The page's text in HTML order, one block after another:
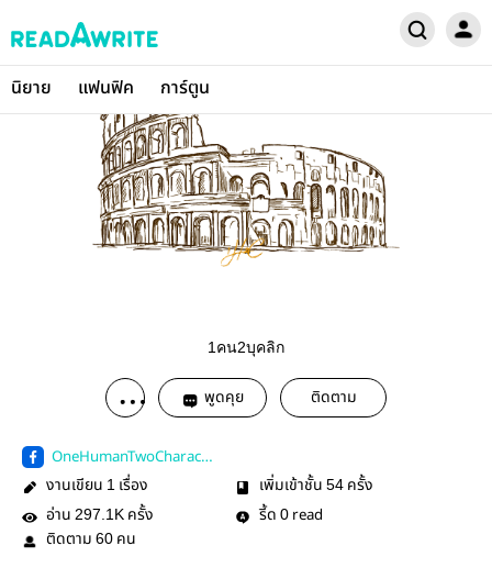
นิยาย แฟนฟิค การ์ตูน
1คน2บุคลิก
พูดคุย ติดตาม
OneHumanTwoCharact
er
งานเขียน 1 เรื่อง เพิ่มเข้าชั้น 54 ครั้ง
อ่าน 297.1K ครั้ง รี้ด 0 read
ติดตาม 60 คน